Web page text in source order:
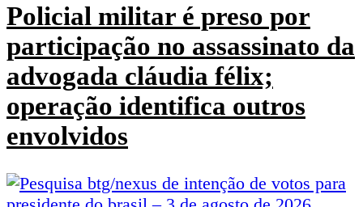
Policial militar é preso por
participação no assassinato da
advogada cláudia félix;
operação identifica outros
envolvidos